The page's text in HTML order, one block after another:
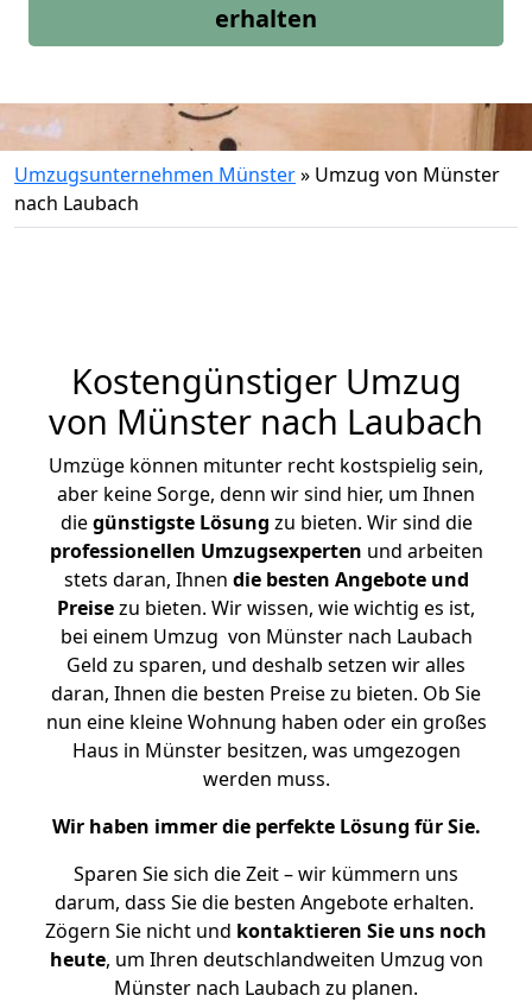
erhalten
Umzugsunternehmen Münster» Umzug von Münster
nach Laubach
Kostengünstiger Umzug
von Münster nach Laubach
Umzüge können mitunter recht kostspielig sein,
aber keine Sorge, denn wir sind hier, um Ihnen
diegünstigste Lösung zu bieten. Wir sind die
professionellen Umzugsexperten und arbeiten
stets daran, Ihnen die besten Angebote und
Preisezu bieten. Wir wissen, wie wichtig es ist,
bei einem Umzug von Münster nach Laubach
Geld zu sparen, und deshalb setzen wir alles
daran, Ihnen die besten Preise zu bieten. Ob Sie
nun eine kleine Wohnung haben oder ein großes
Haus in Münster besitzen, was umgezogen
werden muss.
Wir haben immer die perfekte Lösung für Sie.
Sparen Sie sich die Zeit – wir kümmern uns
darum, dass Sie die besten Angebote erhalten.
Zögern Sie nicht und kontaktieren Sie uns noch
heute, um Ihren deutschlandweiten Umzug von
Münster nach Laubach zu planen.